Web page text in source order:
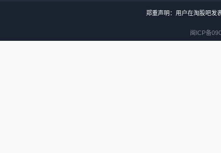
郑重声明：用户在淘股吧发
闽ICP备